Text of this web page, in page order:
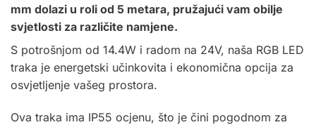
mm dolazi u roli od 5 metara, pružajući vam obilje
svjetlosti za različite namjene.
S potrošnjom od 14.4W i radom na 24V, naša RGB LED
traka je energetski učinkovita i ekonomična opcija za
osvjetljenje vašeg prostora.
Ova traka ima IP55 ocjenu, što je čini pogodnom za